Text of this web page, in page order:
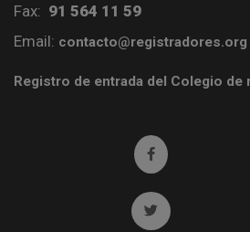
Fax: 91 564 11 59
Email: contacto@registradores.org
Registro de entrada del Colegio de
Ir a facebook
Ir a twitter